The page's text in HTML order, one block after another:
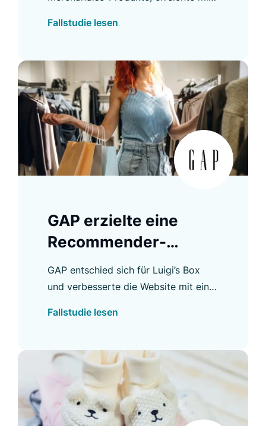
im Product Listing und weitere
Fallstudie lesen
GAP erzielte eine
Recommender-
Konversionsrate von
28 %
GAP entschied sich für Luigi’s Box
und verbesserte die Website mit einer
übergreifend relevante Ergebnisse
Fallstudie lesen